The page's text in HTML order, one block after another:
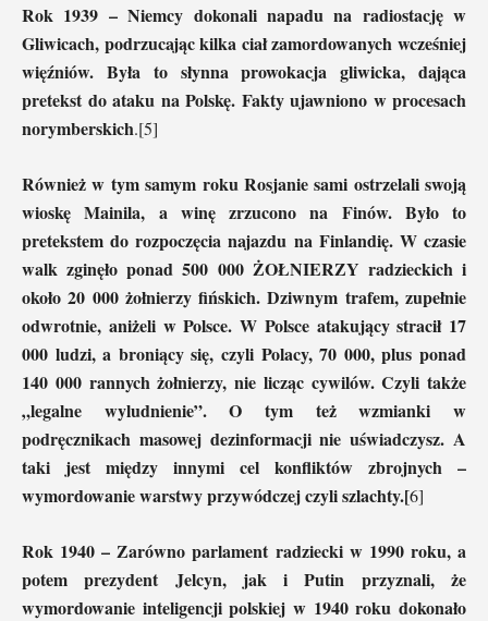
Rok 1939 – Niemcy dokonali napadu na radiostację w
Gliwicach, podrzucając kilka ciał zamordowanych wcześniej
więźniów. Była to słynna prowokacja gliwicka, dająca
pretekst do ataku na Polskę. Fakty ujawniono w procesach
norymberskich.[5]
Również w tym samym roku Rosjanie sami ostrzelali swoją
wioskę Mainila, a winę zrzucono na Finów. Było to
pretekstem do rozpoczęcia najazdu na Finlandię. W czasie
walk zginęło ponad 500 000 ŻOŁNIERZY radzieckich i
około 20 000 żołnierzy fińskich. Dziwnym trafem, zupełnie
odwrotnie, aniżeli w Polsce. W Polsce atakujący stracił 17
000 ludzi, a broniący się, czyli Polacy, 70 000, plus ponad
140 000 rannych żołnierzy, nie licząc cywilów. Czyli także
„legalne wyludnienie”. O tym też wzmianki w
podręcznikach masowej dezinformacji nie uświadczysz. A
taki jest między innymi cel konfliktów zbrojnych –
wymordowanie warstwy przywódczej czyli szlachty.[6]
Rok 1940 – Zarówno parlament radziecki w 1990 roku, a
potem prezydent Jelcyn, jak i Putin przyznali, że
wymordowanie inteligencji polskiej w 1940 roku dokonało